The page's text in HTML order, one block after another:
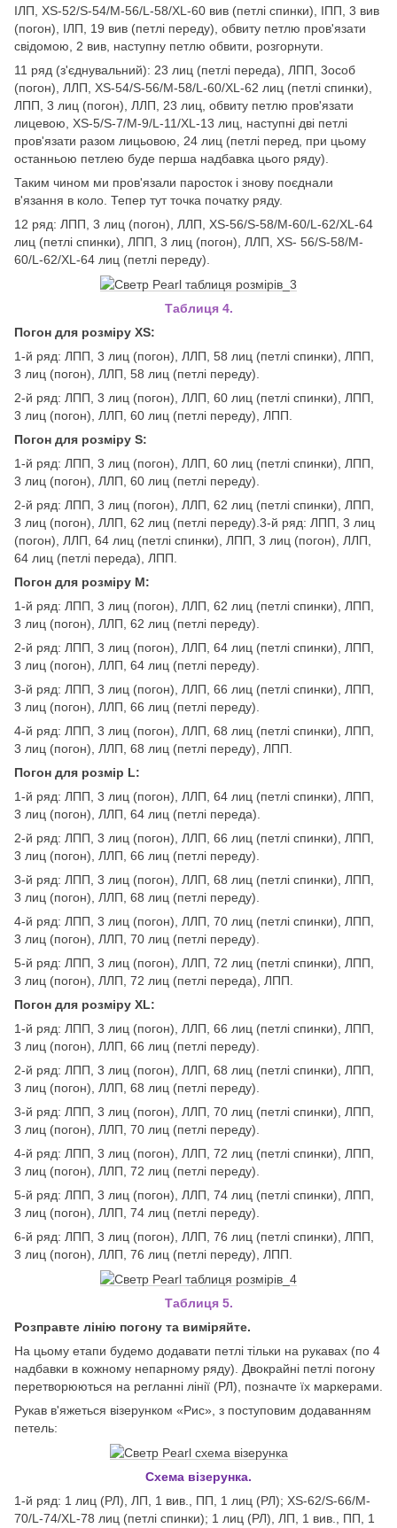
ІЛП, XS-52/S-54/M-56/L-58/XL-60 вив (петлі спинки), ІПП, 3 вив
(погон), ІЛП, 19 вив (петлі переду), обвиту петлю пров'язати
свідомою, 2 вив, наступну петлю обвити, розгорнути.
11 ряд (з'єднувальний): 23 лиц (петлі переда), ЛПП, 3особ
(погон), ЛЛП, XS-54/S-56/M-58/L-60/XL-62 лиц (петлі спинки),
ЛПП, 3 лиц (погон), ЛЛП, 23 лиц, обвиту петлю пров'язати
лицевою, XS-5/S-7/M-9/L-11/XL-13 лиц, наступні дві петлі
пров'язати разом лицьовою, 24 лиц (петлі перед, при цьому
останньою петлею буде перша надбавка цього ряду).
Таким чином ми пров'язали паросток і знову поєднали
в'язання в коло. Тепер тут точка початку ряду.
12 ряд: ЛПП, 3 лиц (погон), ЛЛП, XS-56/S-58/M-60/L-62/XL-64
лиц (петлі спинки), ЛПП, 3 лиц (погон), ЛЛП, XS- 56/S-58/M-
60/L-62/XL-64 лиц (петлі переду).
Таблиця 4.
Погон для розміру XS:
1-й ряд: ЛПП, 3 лиц (погон), ЛЛП, 58 лиц (петлі спинки), ЛПП,
3 лиц (погон), ЛЛП, 58 лиц (петлі переду).
2-й ряд: ЛПП, 3 лиц (погон), ЛЛП, 60 лиц (петлі спинки), ЛПП,
3 лиц (погон), ЛЛП, 60 лиц (петлі переду), ЛПП.
Погон для розміру S:
1-й ряд: ЛПП, 3 лиц (погон), ЛЛП, 60 лиц (петлі спинки), ЛПП,
3 лиц (погон), ЛЛП, 60 лиц (петлі переду).
2-й ряд: ЛПП, 3 лиц (погон), ЛЛП, 62 лиц (петлі спинки), ЛПП,
3 лиц (погон), ЛЛП, 62 лиц (петлі переду).3-й ряд: ЛПП, 3 лиц
(погон), ЛЛП, 64 лиц (петлі спинки), ЛПП, 3 лиц (погон), ЛЛП,
64 лиц (петлі переда), ЛПП.
Погон для розміру M:
1-й ряд: ЛПП, 3 лиц (погон), ЛЛП, 62 лиц (петлі спинки), ЛПП,
3 лиц (погон), ЛЛП, 62 лиц (петлі переду).
2-й ряд: ЛПП, 3 лиц (погон), ЛЛП, 64 лиц (петлі спинки), ЛПП,
3 лиц (погон), ЛЛП, 64 лиц (петлі переду).
3-й ряд: ЛПП, 3 лиц (погон), ЛЛП, 66 лиц (петлі спинки), ЛПП,
3 лиц (погон), ЛЛП, 66 лиц (петлі переду).
4-й ряд: ЛПП, 3 лиц (погон), ЛЛП, 68 лиц (петлі спинки), ЛПП,
3 лиц (погон), ЛЛП, 68 лиц (петлі переду), ЛПП.
Погон для розмір L:
1-й ряд: ЛПП, 3 лиц (погон), ЛЛП, 64 лиц (петлі спинки), ЛПП,
3 лиц (погон), ЛЛП, 64 лиц (петлі переда).
2-й ряд: ЛПП, 3 лиц (погон), ЛЛП, 66 лиц (петлі спинки), ЛПП,
3 лиц (погон), ЛЛП, 66 лиц (петлі переду).
3-й ряд: ЛПП, 3 лиц (погон), ЛЛП, 68 лиц (петлі спинки), ЛПП,
3 лиц (погон), ЛЛП, 68 лиц (петлі переду).
4-й ряд: ЛПП, 3 лиц (погон), ЛЛП, 70 лиц (петлі спинки), ЛПП,
3 лиц (погон), ЛЛП, 70 лиц (петлі переду).
5-й ряд: ЛПП, 3 лиц (погон), ЛЛП, 72 лиц (петлі спинки), ЛПП,
3 лиц (погон), ЛЛП, 72 лиц (петлі переда), ЛПП.
Погон для розміру XL:
1-й ряд: ЛПП, 3 лиц (погон), ЛЛП, 66 лиц (петлі спинки), ЛПП,
3 лиц (погон), ЛЛП, 66 лиц (петлі переду).
2-й ряд: ЛПП, 3 лиц (погон), ЛЛП, 68 лиц (петлі спинки), ЛПП,
3 лиц (погон), ЛЛП, 68 лиц (петлі переду).
3-й ряд: ЛПП, 3 лиц (погон), ЛЛП, 70 лиц (петлі спинки), ЛПП,
3 лиц (погон), ЛЛП, 70 лиц (петлі переду).
4-й ряд: ЛПП, 3 лиц (погон), ЛЛП, 72 лиц (петлі спинки), ЛПП,
3 лиц (погон), ЛЛП, 72 лиц (петлі переду).
5-й ряд: ЛПП, 3 лиц (погон), ЛЛП, 74 лиц (петлі спинки), ЛПП,
3 лиц (погон), ЛЛП, 74 лиц (петлі переду).
6-й ряд: ЛПП, 3 лиц (погон), ЛЛП, 76 лиц (петлі спинки), ЛПП,
3 лиц (погон), ЛЛП, 76 лиц (петлі переду), ЛПП.
Таблиця 5.
Розправте лінію погону та виміряйте.
На цьому етапи будемо додавати петлі тільки на рукавах (по 4
надбавки в кожному непарному ряду). Двокрайні петлі погону
перетворюються на регланні лінії (РЛ), позначте їх маркерами.
Рукав в'яжеться візерунком «Рис», з поступовим додаванням
петель:
Схема візерунка.
1-й ряд: 1 лиц (РЛ), ЛП, 1 вив., ПП, 1 лиц (РЛ); XS-62/S-66/M-
70/L-74/XL-78 лиц (петлі спинки); 1 лиц (РЛ), ЛП, 1 вив., ПП, 1